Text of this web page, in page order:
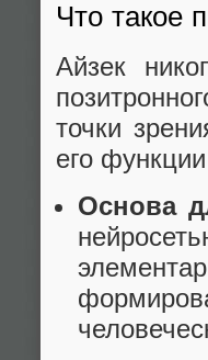
Что такое
Айзек
точки
его
Основа